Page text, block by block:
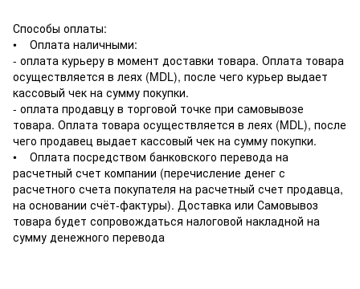
Способы оплаты:
• Оплата наличными:
- оплата курьеру в момент доставки товара. Оплата товара
осуществляется в леях (MDL), после чего курьер выдает
кассовый чек на сумму покупки.
- оплата продавцу в торговой точке при самовывозе
товара. Оплата товара осуществляется в леях (MDL), после
чего продавец выдает кассовый чек на сумму покупки.
• Оплата посредством банковского перевода на
расчетный счет компании (перечисление денег с
расчетного счета покупателя на расчетный счет продавца,
на основании счёт-фактуры). Доставка или Самовывоз
товара будет сопровождаться налоговой накладной на
сумму денежного перевода